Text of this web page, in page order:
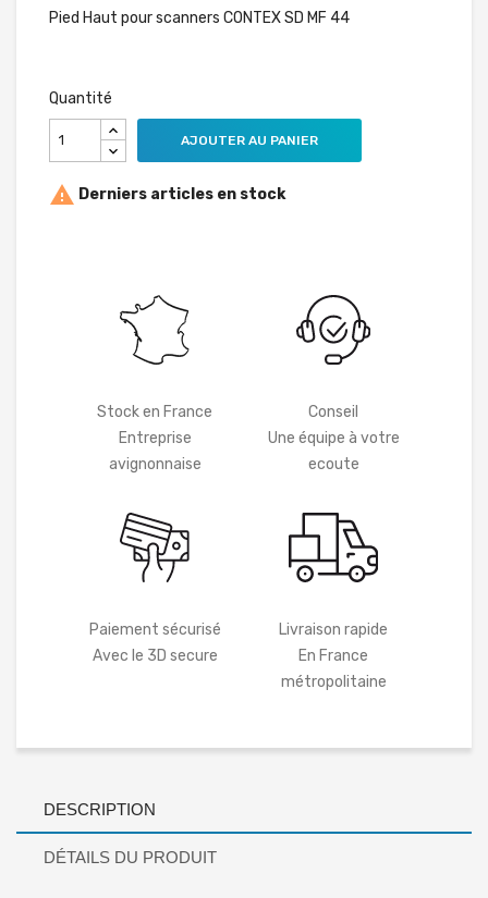
Pied Haut pour scanners CONTEX SD MF 44
Quantité
AJOUTER AU PANIER
 Derniers articles en stock
Stock en France
Entreprise
avignonnaise
Conseil
Une équipe à votre
ecoute
Paiement sécurisé
Avec le 3D secure
Livraison rapide
En France
métropolitaine
DESCRIPTION
DÉTAILS DU PRODUIT